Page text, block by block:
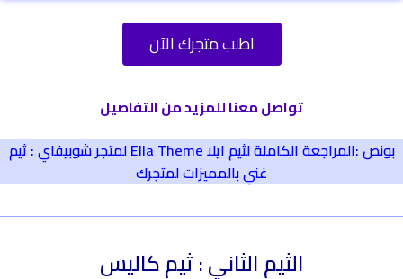
اطلب متجرك الآن
تواصل معنا للمزيد من التفاصيل
بونص :المراجعة الكاملة لثيم ايلا Ella Theme لمتجر شوبيفاي : ثيم
غني بالمميزات لمتجرك
الثيم الثاني : ثيم كاليس